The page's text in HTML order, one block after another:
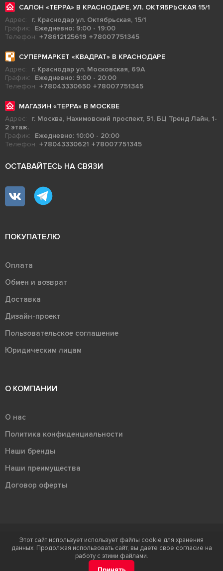
САЛОН «ТЕРРА» В КРАСНОДАРЕ, УЛ. ОКТЯБРЬСКАЯ 15/1
Адрес:
г. Краснодар ул. Октябрьская, 15/1
График:
Ежедневно: 9:00 - 19:00
Телефон: +78612125619 +78007751345
СУПЕРМАРКЕТ «КВАДРАТ» В КРАСНОДАРЕ
Адрес:
г. Краснодар ул. Московская, 69А
График:
Ежедневно: 9:00 - 20:00
Телефон: +78043330650 +78007751345
МАГАЗИН «ТЕРРА» В МОСКВЕ
Адрес:
г. Москва, Нахимовский проспект, 51, БЦ Тренд Лайн, 1-
2 этаж.
График:
Ежедневно: 10:00 - 20:00
Телефон: +78043330621 +78007751345
ОСТАВАЙТЕСЬ НА СВЯЗИ
ПОКУПАТЕЛЮ
Оплата
Обмен и возврат
Доставка
Дизайн-проект
Пользовательское соглашение
Юридическим лицам
О КОМПАНИИ
О нас
Политика конфиденциальности
Наши бренды
Наши преимущества
Договор оферты
Терра - территория керамики 2026
Ⓒ Правообладателем товарного знака "Терра" является ООО "Атлас-
Этот сайт использует использует файлы cookie для хранения
данных. Продолжая использовать сайт, вы даете свое согласие на
работу с этими файлами.